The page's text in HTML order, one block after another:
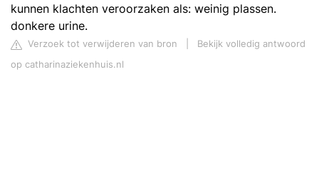
kunnen klachten veroorzaken als: weinig plassen.
donkere urine.
Verzoek tot verwijderen van bron
Bekijk volledig antwoord
op catharinaziekenhuis.nl